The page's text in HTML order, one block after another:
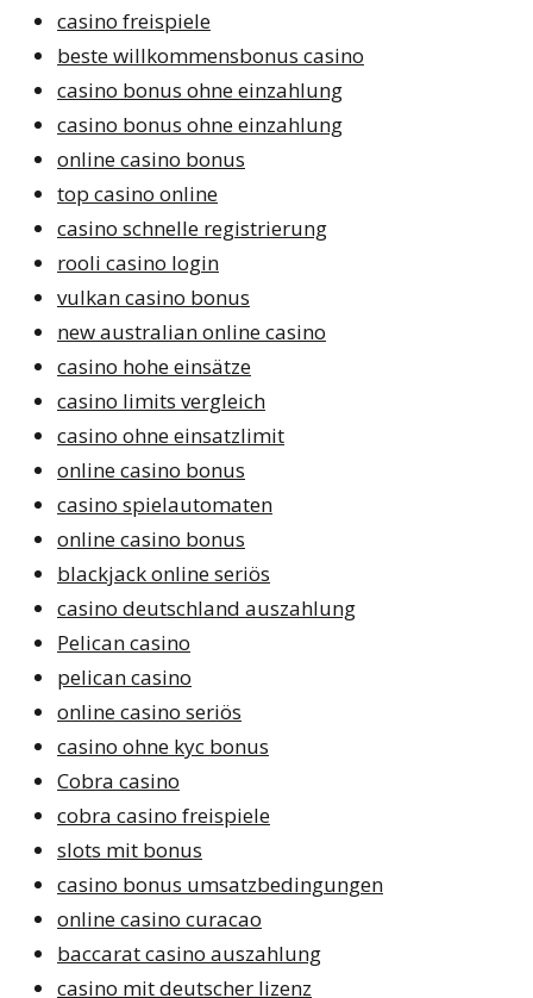
casino freispiele
beste willkommensbonus casino
casino bonus ohne einzahlung
casino bonus ohne einzahlung
online casino bonus
top casino online
casino schnelle registrierung
rooli casino login
vulkan casino bonus
new australian online casino
casino hohe einsätze
casino limits vergleich
casino ohne einsatzlimit
online casino bonus
casino spielautomaten
online casino bonus
blackjack online seriös
casino deutschland auszahlung
Pelican casino
pelican casino
online casino seriös
casino ohne kyc bonus
Cobra casino
cobra casino freispiele
slots mit bonus
casino bonus umsatzbedingungen
online casino curacao
baccarat casino auszahlung
casino mit deutscher lizenz